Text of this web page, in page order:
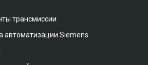
трансмиссии
автоматизации Siemens